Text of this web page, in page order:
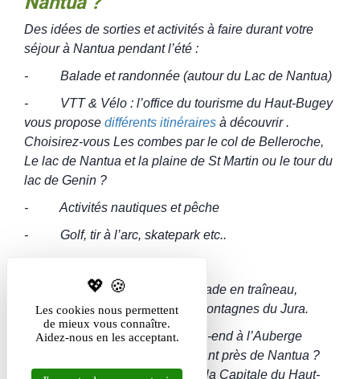
Des idées de sorties et activités à faire durant votre
séjour à Nantua pendant l’été :
- Balade et randonnée (autour du Lac de Nantua)
- VTT & Vélo : l’office du tourisme du Haut-Bugey
vous propose différents itinéraires à découvrir .
Choisirez-vous Les combes par le col de Belleroche,
Le lac de Nantua et la plaine de St Martin ou le tour du
lac de Genin ?
- Activités nautiques et pêche
- Golf, tir à l’arc, skatepark etc..
- Patinage sur lac gelé, balade en traîneau,
raquettes, ski de fond : sur les montagnes du Jura.
Vous êtes vacances ou en week-end à l’Auberge
Campagnarde, un hôtel restaurant près de Nantua ?
Prenez une journée pour visiter la Capitale du Haut-
Les cookies nous permettent
de mieux vous connaître.
Aidez-nous en les acceptant.